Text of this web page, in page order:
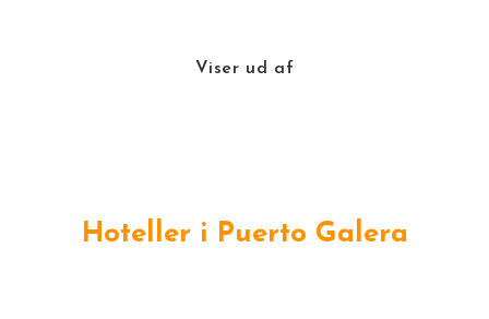
Viser ud af
Hoteller i Puerto Galera